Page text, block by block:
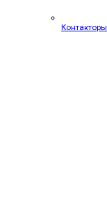
Контакторы